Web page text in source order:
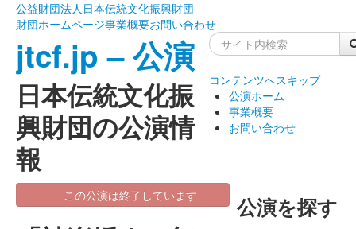
公益財団法人日本伝統文化振興財団
財団ホームページ事業概要お問い合わせ
jtcf.jp – 公演
日本伝統文化振
興財団の公演情
報
コンテンツへスキップ
公演ホーム
事業概要
お問い合わせ
この公演は終了しています 公演を探す